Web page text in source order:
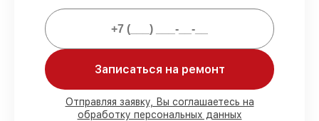
Мы гарантируем:
80%
работ по ремонту исполняются с
возможностью присутствия владельца
90%комплектующих Miele готовы к
Записаться на ремонт
Отправляя заявку, Вы соглашаетесь на
обработку персональных данных